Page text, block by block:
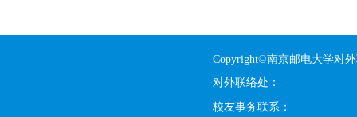
Copyright©南京邮电大学对
对外联络处：
校友事务联系：